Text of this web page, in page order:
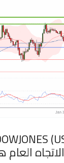
الاتجاه العام